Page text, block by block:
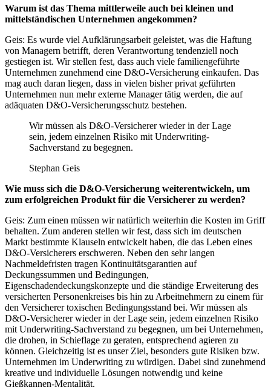
Warum ist das Thema mittlerweile auch bei kleinen und
mittelständischen Unternehmen angekommen?
Geis: Es wurde viel Aufklärungsarbeit geleistet, was die Haftung
von Managern betrifft, deren Verantwortung tendenziell noch
gestiegen ist. Wir stellen fest, dass auch viele familiengeführte
Unternehmen zunehmend eine D&O-Versicherung einkaufen. Das
mag auch daran liegen, dass in vielen bisher privat geführten
Unternehmen nun mehr externe Manager tätig werden, die auf
adäquaten D&O-Versicherungsschutz bestehen.
Wir müssen als D&O-Versicherer wieder in der Lage
sein, jedem einzelnen Risiko mit Underwriting-
Sachverstand zu begegnen.
Stephan Geis
Wie muss sich die D&O-Versicherung weiterentwickeln, um
zum erfolgreichen Produkt für die Versicherer zu werden?
Geis: Zum einen müssen wir natürlich weiterhin die Kosten im Griff
behalten. Zum anderen stellen wir fest, dass sich im deutschen
Markt bestimmte Klauseln entwickelt haben, die das Leben eines
D&O-Versicherers erschweren. Neben den sehr langen
Nachmeldefristen tragen Kontinuitätsgarantien auf
Deckungssummen und Bedingungen,
Eigenschadendeckungskonzepte und die ständige Erweiterung des
versicherten Personenkreises bis hin zu Arbeitnehmern zu einem für
den Versicherer toxischen Bedingungsstand bei. Wir müssen als
D&O-Versicherer wieder in der Lage sein, jedem einzelnen Risiko
mit Underwriting-Sachverstand zu begegnen, um bei Unternehmen,
die drohen, in Schieflage zu geraten, entsprechend agieren zu
können. Gleichzeitig ist es unser Ziel, besonders gute Risiken bzw.
Unternehmen im Underwriting zu würdigen. Dabei sind zunehmend
kreative und individuelle Lösungen notwendig und keine
Gießkannen-Mentalität.